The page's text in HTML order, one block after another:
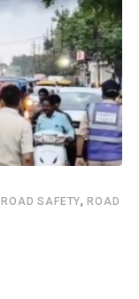
ROAD SAFETY,ROAD